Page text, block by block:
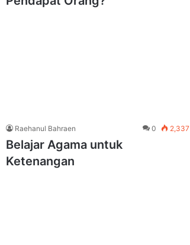
Raehanul Bahraen 0 2,337
Belajar Agama untuk
Ketenangan